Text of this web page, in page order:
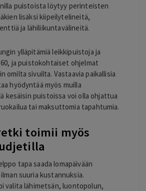
puistoista löytyy perinteisten
lisäksi kiipeilytelineitä,
ja lähiliikuntavälineitä.
ylläpitämiä leikkipuistoja ja
ja puistokohtaiset ohjelmat
omilta sivuilta. Vastaavia paikallisia
hyödyntää myös muilla
kesäisin puistoissa voi olla ohjattua
tai maksuttomia tapahtumia.
toimii myös
tapa saada lomapäivään
suuria kustannuksia.
valita lähimetsän, luontopolun,